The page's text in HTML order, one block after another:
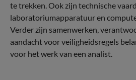
te trekken. Ook zijn technische
laboratoriumapparatuur en
Verder zijn samenwerken,
aandacht voor veiligheidsregels
voor het werk van een analist.